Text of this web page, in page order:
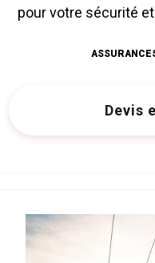
pour votre sécurité
Devis